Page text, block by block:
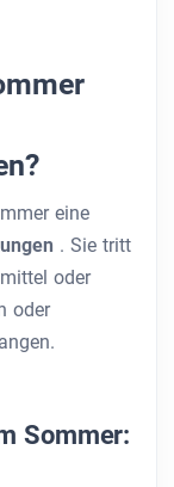
eine
. Sie tritt
oder
oder
Sommer: